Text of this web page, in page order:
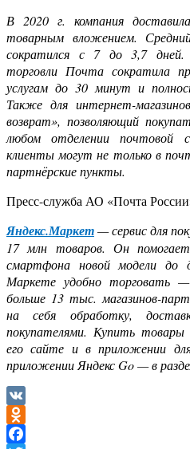
В 2020 г. компания
товарным вложением.
сократился с 7 до 3,7 дней.
торговли Почта сократила
услугам до 30 минут и
Также для интернет-
возврат», позволяющий
любом отделении почтовой
клиенты могут не только в
партнёрские пункты.
Пресс-служба АО «Почта
Яндекс.Маркет— сервис для
17 млн товаров. Он
смартфона новой модели до
Маркете удобно торговать
больше 13 тыс. магазинов-
на себя обработку,
покупателями. Купить
его сайте и в приложении
приложении Яндекс Go — в
VK
Odnoklassniki